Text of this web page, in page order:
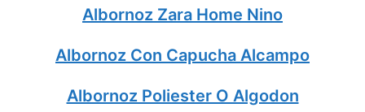
Albornoz Zara Home Nino
Albornoz Con Capucha Alcampo
Albornoz Poliester O Algodon